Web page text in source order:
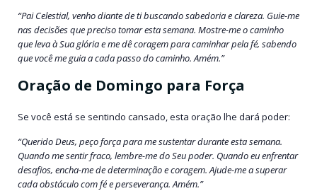
“Pai Celestial, venho diante de ti buscando sabedoria e clareza. Guie-me
nas decisões que preciso tomar esta semana. Mostre-me o caminho
que leva à Sua glória e me dê coragem para caminhar pela fé, sabendo
que você me guia a cada passo do caminho. Amém.”
Oração de Domingo para Força
Se você está se sentindo cansado, esta oração lhe dará poder:
“Querido Deus, peço força para me sustentar durante esta semana.
Quando me sentir fraco, lembre-me do Seu poder. Quando eu enfrentar
desafios, encha-me de determinação e coragem. Ajude-me a superar
cada obstáculo com fé e perseverança. Amém.”